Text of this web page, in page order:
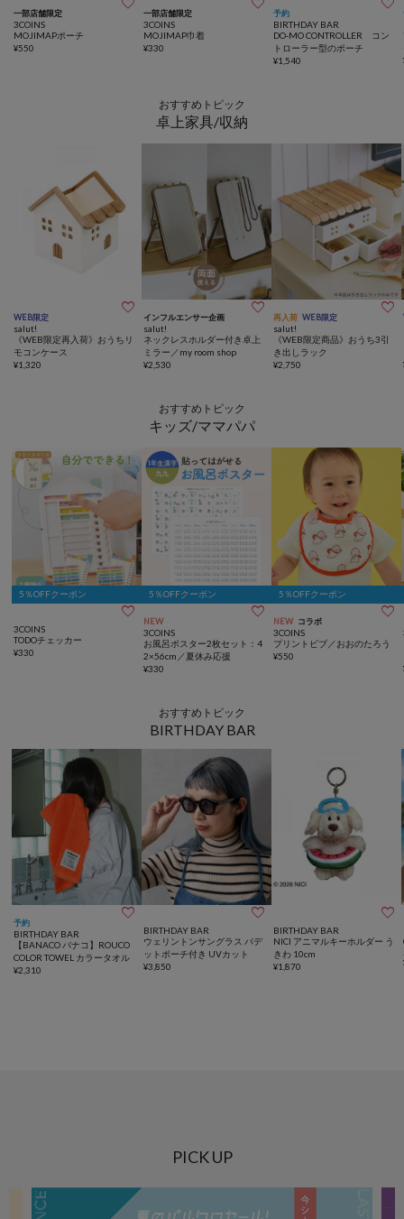
一部店舗限定
3COINS
MOJIMAPポーチ
¥550
一部店舗限定
3COINS
MOJIMAP巾着
¥330
予約
BIRTHDAY BAR
DO-MO CONTROLLER コン
トローラー型のポーチ
¥1,540
おすすめトピック
卓上家具/収納
WEB限定 
salut!
《WEB限定再入荷》おうちリ
モコンケース
¥1,320
インフルエンサー企画 
salut!
ネックレスホルダー付き卓上
ミラー／my room shop
¥2,530
再入荷 WEB限定 
salut!
《WEB限定商品》おうち3引
き出しラック
¥2,750
おすすめトピック
キッズ/ママパパ
5％OFFクーポン

3COINS
TODOチェッカー
¥330
5％OFFクーポン
NEW 
3COINS
お風呂ポスター2枚セット：4
2×56cm／夏休み応援
¥330
5％OFFクーポン
NEW コラボ 
3COINS
プリントビブ／おおのたろう
¥550
おすすめトピック
BIRTHDAY BAR
予約 
BIRTHDAY BAR
【BANACO バナコ】ROUCO
COLOR TOWEL カラータオル
¥2,310

BIRTHDAY BAR
ウェリントンサングラス パデ
ットポーチ付き UVカット
¥3,850

BIRTHDAY BAR
NICI アニマルキーホルダー う
きわ 10cm
¥1,870
PICK UP